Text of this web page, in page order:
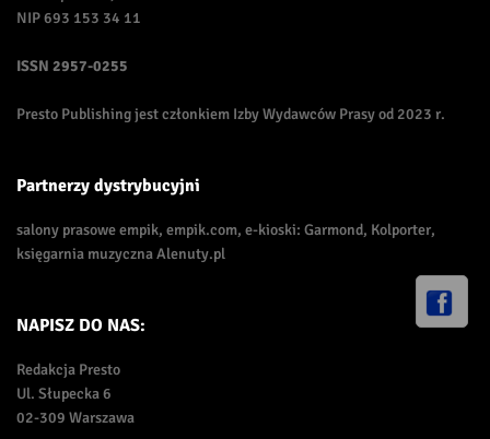
NIP 693 153 34 11
ISSN 2957-0255
Presto Publishing jest członkiem Izby Wydawców Prasy od 2023 r.
Partnerzy dystrybucyjni
salony prasowe empik, empik.com, e-kioski: Garmond, Kolporter,
księgarnia muzyczna Alenuty.pl
NAPISZ DO NAS:
Redakcja Presto
Ul. Słupecka 6
02-309 Warszawa